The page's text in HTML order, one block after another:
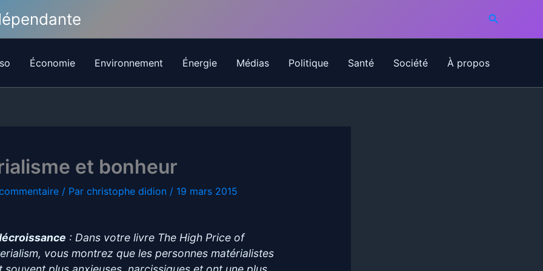
Économie Environnement Énergie Médias Politique Santé Société À propos
et bonheur
/ Par christophe didion / 19 mars 2015
: Dans votre livre The High Price of
, vous montrez que les personnes matérialistes